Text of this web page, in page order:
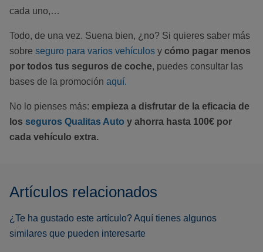
cada uno,…
Todo, de una vez. Suena bien, ¿no? Si quieres saber más
sobre seguro para varios vehículos y cómo pagar menos
por todos tus seguros de coche, puedes consultar las
bases de la promoción aquí.
No lo pienses más: empieza a disfrutar de la eficacia de
los seguros Qualitas Auto y ahorra hasta 100€ por
cada vehículo extra.
Artículos relacionados
¿Te ha gustado este artículo? Aquí tienes algunos
similares que pueden interesarte